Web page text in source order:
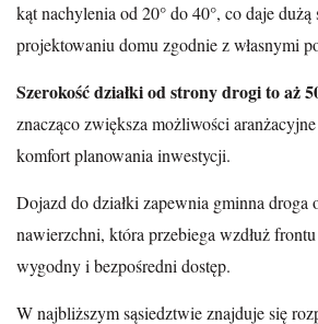
kąt nachylenia od 20° do 40°, co daje dużą
projektowaniu domu zgodnie z własnymi
Szerokość działki od strony drogi to aż
znacząco zwiększa możliwości
komfort planowania inwestycji.
Dojazd do działki zapewnia gminna droga
nawierzchni, która przebiega wzdłuż
wygodny i bezpośredni dostęp.
W najbliższym sąsiedztwie znajduje się